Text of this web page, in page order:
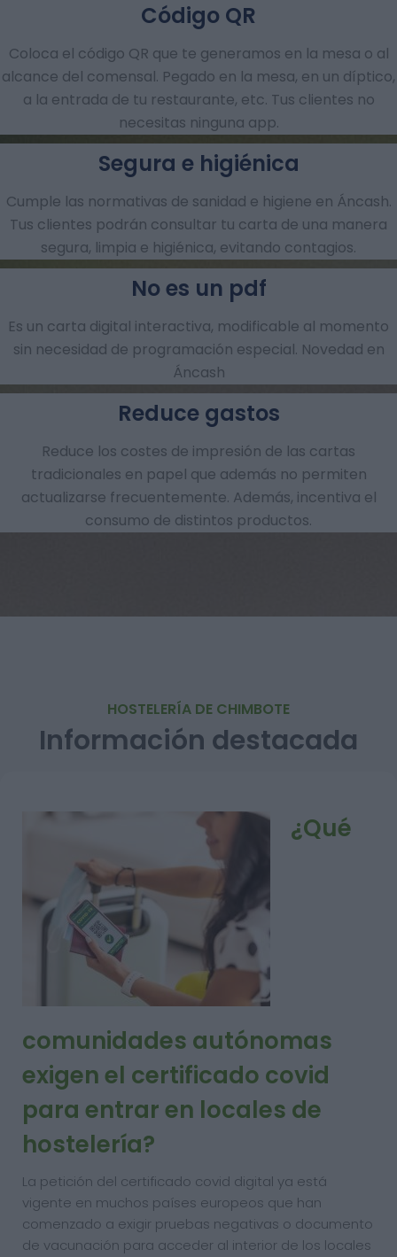
Coloca el código QR que te generamos en la mesa o al
alcance del comensal. Pegado en la mesa, en un díptico,
a la entrada de tu restaurante, etc. Tus clientes no
necesitas ninguna app.
Código QR
Cumple las normativas de sanidad e higiene en Áncash.
Tus clientes podrán consultar tu carta de una manera
segura, limpia e higiénica, evitando contagios.
Segura e higiénica
Es un carta digital interactiva, modificable al momento
sin necesidad de programación especial. Novedad en
Áncash
No es un pdf
Reduce los costes de impresión de las cartas
tradicionales en papel que además no permiten
actualizarse frecuentemente. Además, incentiva el
consumo de distintos productos.
Reduce gastos
HOSTELERÍA DE CHIMBOTE
Información destacada
¿Qué
comunidades autónomas
exigen el certificado covid
para entrar en locales de
hostelería?
La petición del certificado covid digital ya está
vigente en muchos países europeos que han
comenzado a exigir pruebas negativas o documento
de vacunación para acceder al interior de los locales